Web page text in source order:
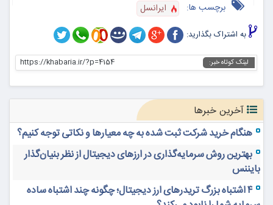
برچسب ها: ایرانسل
به اشتراک بگذارید:
لینک کوتاه خبر: https://khabaria.ir/?p=4154
آخرین خبرها
هنگام خرید شرکت ثبت شده به چه معیارها و نکاتی توجه کنیم؟
بهترین روش سرمایه‌گذاری در ارزهای دیجیتال از نظر بنیان‌گذار
بایننس
۴ اشتباه بزرگ تریدرهای ارز دیجیتال؛ چگونه چند اشتباه ساده